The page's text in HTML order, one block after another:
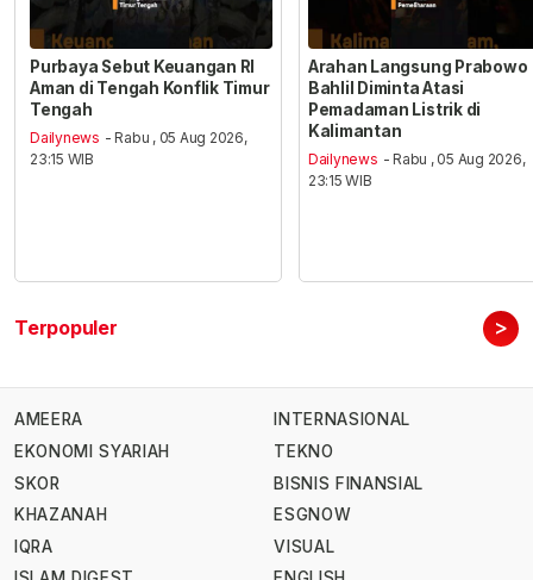
Purbaya Sebut Keuangan RI
Aman di Tengah Konflik Timur
Tengah
Dailynews - Rabu , 05 Aug 2026,
23:15 WIB
Arahan Langsung Prabowo
Bahlil Diminta Atasi
Pemadaman Listrik di
Kalimantan
Dailynews - Rabu , 05 Aug 2026,
23:15 WIB
Terpopuler >
AMEERA
EKONOMI SYARIAH
SKOR
KHAZANAH
IQRA
INTERNASIONAL
TEKNO
BISNIS FINANSIAL
ESGNOW
VISUAL